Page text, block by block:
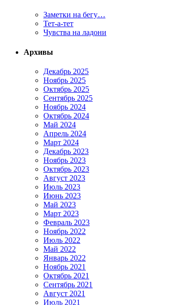
Заметки на бегу…
Тет-а-тет
Чувства на ладони
Архивы
Декабрь 2025
Ноябрь 2025
Октябрь 2025
Сентябрь 2025
Ноябрь 2024
Октябрь 2024
Май 2024
Апрель 2024
Март 2024
Декабрь 2023
Ноябрь 2023
Октябрь 2023
Август 2023
Июль 2023
Июнь 2023
Май 2023
Март 2023
Февраль 2023
Ноябрь 2022
Июль 2022
Май 2022
Январь 2022
Ноябрь 2021
Октябрь 2021
Сентябрь 2021
Август 2021
Июль 2021